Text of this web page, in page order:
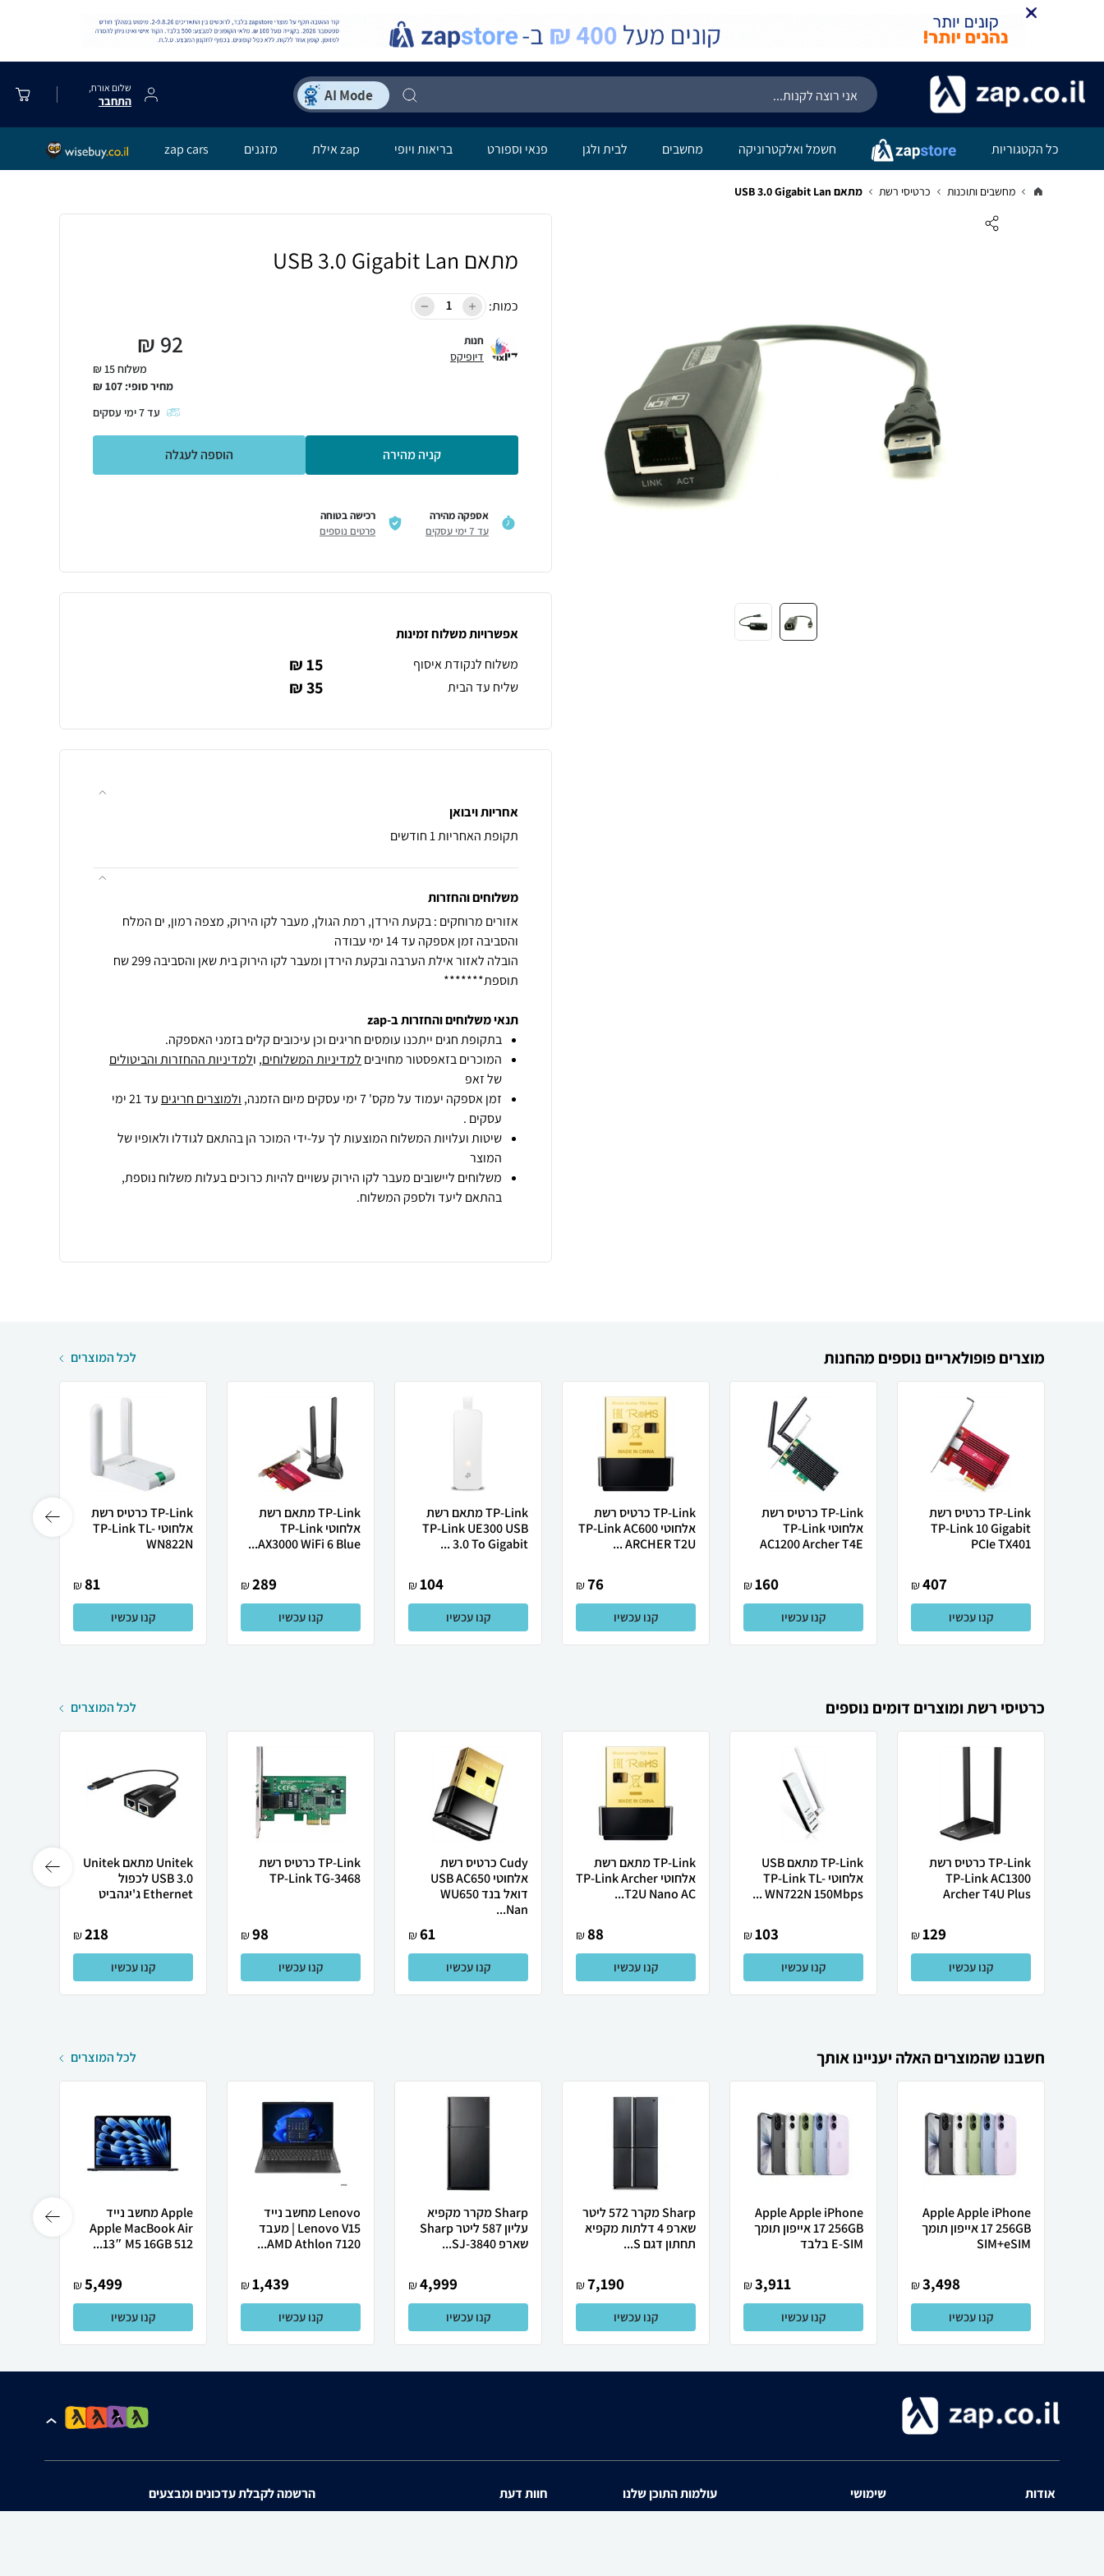
שלום אורח,
התחבר
כל הקטגוריות חשמל ואלקטרוניקה מחשבים לבית ולגן פנאי וספורט בריאות ויופי zap אילת מזגנים zap cars
מחשבים ותוכנות כרטיסי רשת מתאם USB 3.0 Gigabit Lan
מתאם USB 3.0 Gigabit Lan
כמות:
חנות
דיופיקס 92
₪
משלוח 15 ₪
מחיר סופי: 107
₪
עד7ימי עסקים
קניה מהירה הוספה לעגלה
אספקה מהירה
עד 7 ימי עסקים
רכישה בטוחה
פרטים נוספים
אפשרויות משלוח זמינות
משלוח לנקודת איסוף
15 ₪
שליח עד הבית 35 ₪
אחריות ויבואן
תקופת האחריות 1 חודשים
משלוחים והחזרות
הובלה לאזור אילת הערבה ובקעת הירדן ומעבר לקו הירוק בית שאן והסביבה 299 שח
תוספת*******
תנאי משלוחים והחזרות ב-zap
בתקופת חגים ייתכנו עומסים חריגים וכן עיכובים קלים בזמני האספקה.
המוכרים בזאפסטור מחויבים למדיניות המשלוחים, ולמדיניות ההחזרות והביטולים
של זאפ
זמן אספקה יעמוד על מקס' 7 ימי עסקים מיום הזמנה,
ולמוצרים חריגים
עד 21 ימי
עסקים .
שיטות ועלויות המשלוח המוצעות לך על-ידי המוכר הן בהתאם לגודלו ולאופיו של
המוצר
משלוחים ליישובים מעבר לקו הירוק עשויים להיות כרוכים בעלות משלוח נוספת,
בהתאם ליעד ולספק המשלוח.
מוצרים פופולאריים נוספים מהחנות לכל המוצרים
TP-Link כרטיס רשת
TP-Link 10 Gigabit
PCIe TX401
407
₪
קנו עכשיו
TP-Link כרטיס רשת
אלחוטי TP-Link
AC1200 Archer T4E
160
₪
קנו עכשיו
TP-Link כרטיס רשת
אלחוטי TP-Link AC600
ARCHER T2U ...
76
₪
קנו עכשיו
TP-Link מתאם רשת
TP-Link UE300 USB
3.0 To Gigabit ...
104
₪
קנו עכשיו
TP-Link מתאם רשת
אלחוטי TP-Link
AX3000 WiFi 6 Blue...
289
₪
קנו עכשיו
TP-Link כרטיס רשת
אלחוטי TP-Link TL-
WN822N
81
₪
קנו עכשיו
כרטיסי רשת ומוצרים דומים נוספים לכל המוצרים
TP-Link כרטיס רשת
TP-Link AC1300
Archer T4U Plus
129
₪
קנו עכשיו
TP-Link מתאם USB
אלחוטי TP-Link TL-
WN722N 150Mbps ...
103
₪
קנו עכשיו
TP-Link מתאם רשת
אלחוטי TP-Link Archer
T2U Nano AC...
88
₪
קנו עכשיו
Cudy כרטיס רשת
אלחוטי USB AC650
דואל בנד WU650
Nan...
61
₪
קנו עכשיו
TP-Link כרטיס רשת
TP-Link TG-3468
98
₪
קנו עכשיו
Unitek מתאם Unitek
USB 3.0 לכפול
Ethernet ג'יגהביט
218
₪
קנו עכשיו
חשבנו שהמוצרים האלה יעניינו אותך לכל המוצרים
Apple Apple iPhone
17 256GB אייפון תומך
SIM+eSIM
3,498
₪
קנו עכשיו
Apple Apple iPhone
17 256GB אייפון תומך
E-SIM בלבד
3,911
₪
קנו עכשיו
Sharp מקרר 572 ליטר
שארפ 4 דלתות מקפיא
תחתון דגם S...
7,190
₪
קנו עכשיו
Sharp מקרר מקפיא
עליון 587 ליטר Sharp
שארפ SJ-3840...
4,999
₪
קנו עכשיו
Lenovo מחשב נייד
Lenovo V15 | מעבד
AMD Athlon 7120...
1,439
₪
קנו עכשיו
Apple מחשב נייד
Apple MacBook Air
13″ M5 ‎16GB 512...
5,499
₪
קנו עכשיו
אודות
שימושי
עולמות התוכן שלנו
חוות דעת
הרשמה לקבלת עדכונים ומבצעים